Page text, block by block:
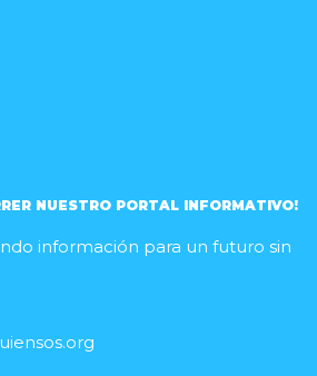
NUESTRO PORTAL INFORMATIVO!
información para un futuro sin